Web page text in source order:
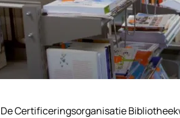
De Certificeringsorganisatie